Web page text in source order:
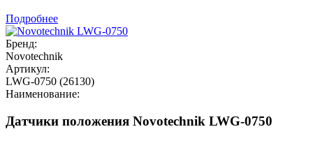
Подробнее
Бренд:
Novotechnik
Артикул:
LWG-0750 (26130)
Наименование:
Датчики положения Novotechnik LWG-0750